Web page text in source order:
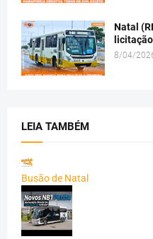
Natal
8/04/
LEIA TAMBÉM
Busão de Natal